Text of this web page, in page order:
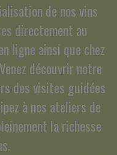
de nos vins
directement au
ligne ainsi que chez
découvrir notre
des visites guidées
à nos ateliers de
la richesse